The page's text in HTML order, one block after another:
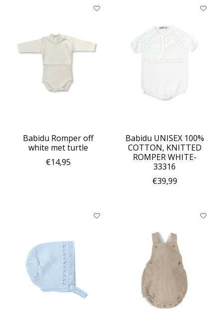
Babidu Romper off
white met turtle
€14,95
Babidu UNISEX 100%
COTTON, KNITTED
ROMPER WHITE-
33316
€39,99